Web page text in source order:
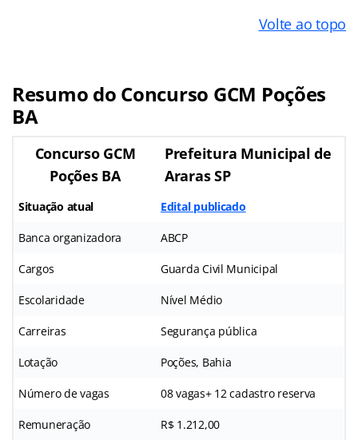
Volte ao topo
Resumo do Concurso GCM Poções
BA
Concurso GCM
Poções BA
Prefeitura Municipal de
Araras SP
Situação atual Edital publicado
Banca organizadora ABCP
Cargos Guarda Civil Municipal
Escolaridade Nível Médio
Carreiras Segurança pública
Lotação Poções, Bahia
Número de vagas 08 vagas+ 12 cadastro reserva
Remuneração R$ 1.212,00